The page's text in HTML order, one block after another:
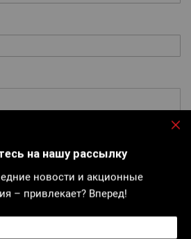
на нашу рассылку
новости и акционные
– привлекает? Вперед!